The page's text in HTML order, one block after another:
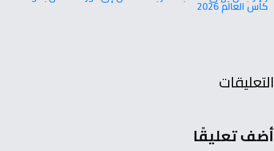
كأس العالم 2026
التعليقات
أضف تعليقًا